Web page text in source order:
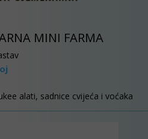
MINI FARMA
alati, sadnice cvijeća i voćaka